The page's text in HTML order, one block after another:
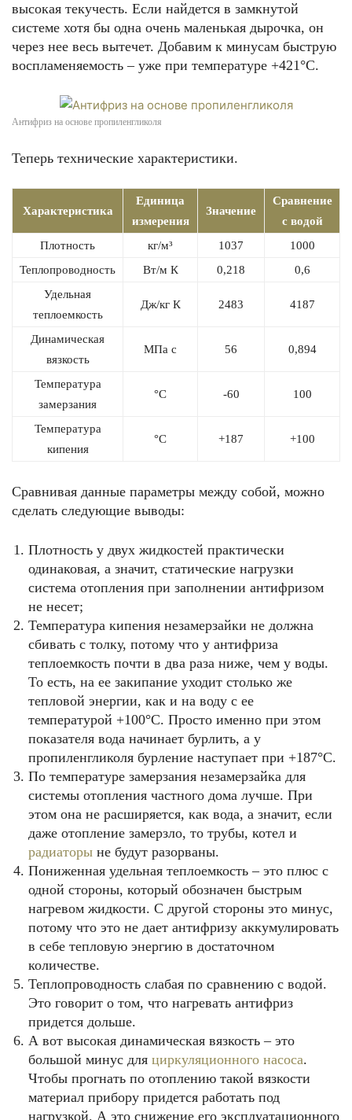
высокая текучесть. Если найдется в замкнутой
системе хотя бы одна очень маленькая дырочка, он
через нее весь вытечет. Добавим к минусам быструю
воспламеняемость – уже при температуре +421°С.
Антифриз на основе пропиленгликоля
Теперь технические характеристики.
Характеристика
Единица
измерения
Значение
Сравнение
с водой
Плотность
кг/м³ 1037
1000
Теплопроводность
Вт/м К 0,218
0,6
Удельная
теплоемкость
Дж/кг К 2483 4187
Динамическая
вязкость
МПа с 56 0,894
Температура
замерзания
°С -60 100
Температура
кипения
°С +187 +100
Сравнивая данные параметры между собой, можно
сделать следующие выводы:
Плотность у двух жидкостей практически
одинаковая, а значит, статические нагрузки
система отопления при заполнении антифризом
не несет;
Температура кипения незамерзайки не должна
сбивать с толку, потому что у антифриза
теплоемкость почти в два раза ниже, чем у воды.
То есть, на ее закипание уходит столько же
тепловой энергии, как и на воду с ее
температурой +100°С. Просто именно при этом
показателя вода начинает бурлить, а у
пропиленгликоля бурление наступает при +187°С.
По температуре замерзания незамерзайка для
системы отопления частного дома лучше. При
этом она не расширяется, как вода, а значит, если
даже отопление замерзло, то трубы, котел и
радиаторы не будут разорваны.
Пониженная удельная теплоемкость – это плюс с
одной стороны, который обозначен быстрым
нагревом жидкости. С другой стороны это минус,
потому что это не дает антифризу аккумулировать
в себе тепловую энергию в достаточном
количестве.
Теплопроводность слабая по сравнению с водой.
Это говорит о том, что нагревать антифриз
придется дольше.
А вот высокая динамическая вязкость – это
большой минус для циркуляционного насоса.
Чтобы прогнать по отоплению такой вязкости
материал прибору придется работать под
нагрузкой. А это снижение его эксплуатационного